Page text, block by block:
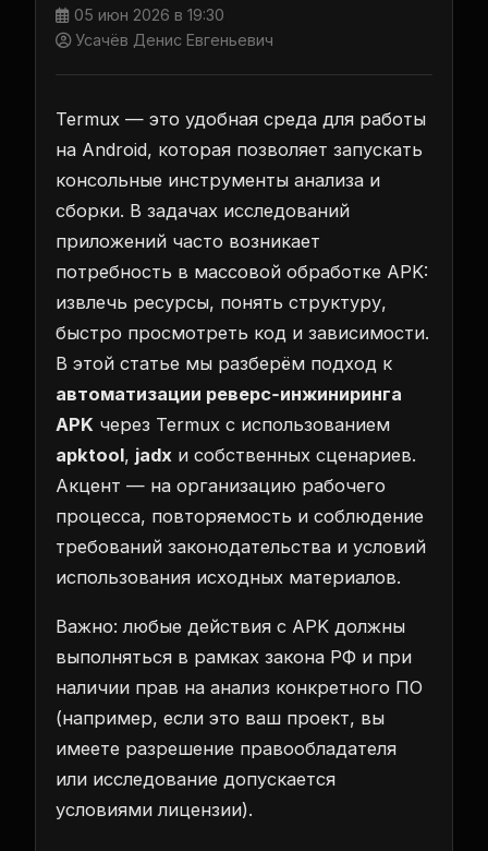
05 июн 2026 в 19:30
Усачёв Денис Евгеньевич
Termux — это удобная среда для работы
на Android, которая позволяет запускать
консольные инструменты анализа и
сборки. В задачах исследований
приложений часто возникает
потребность в массовой обработке APK:
извлечь ресурсы, понять структуру,
быстро просмотреть код и зависимости.
В этой статье мы разберём подход к
автоматизации реверс‑инжиниринга
APK через Termux с использованием
apktool, jadx и собственных сценариев.
Акцент — на организацию рабочего
процесса, повторяемость и соблюдение
требований законодательства и условий
использования исходных материалов.
Важно: любые действия с APK должны
выполняться в рамках закона РФ и при
наличии прав на анализ конкретного ПО
(например, если это ваш проект, вы
имеете разрешение правообладателя
или исследование допускается
условиями лицензии).